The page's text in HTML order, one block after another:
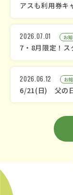
アスも利用券キ
2026.07.01 お
7・8月限定！ス
2026.06.12 お
6/21(日) 父の